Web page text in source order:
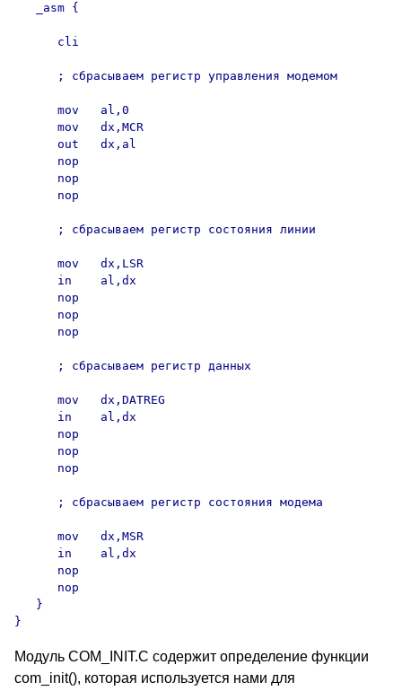
   _asm {
      cli
      ; сбрасываем регистр управления модемом
      mov   al,0
      mov   dx,MCR
      out   dx,al
      nop
      nop
      nop
      ; сбрасываем регистр состояния линии
      mov   dx,LSR
      in    al,dx
      nop
      nop
      nop
      ; сбрасываем регистр данных
      mov   dx,DATREG
      in    al,dx
      nop
      nop
      nop
      ; сбрасываем регистр состояния модема
      mov   dx,MSR
      in    al,dx
      nop
      nop
   }
}
Модуль COM_INIT.C содержит определение функции
com_init(), которая используется нами для